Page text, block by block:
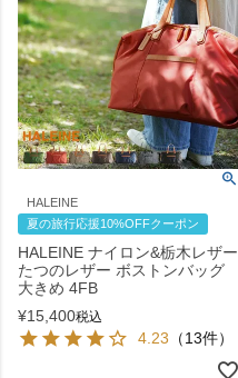
HALEINE
夏の旅行応援10%OFFクーポン
HALEINE ナイロン&栃木レザー
たつのレザー ボストンバッグ
大きめ 4FB
¥15,400税込
4.23 （13件）